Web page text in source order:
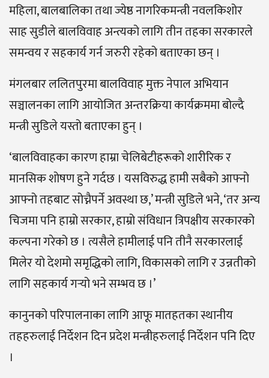
महिला, बालबालिका तथा ज्येष्ठ नागरिकमन्त्री नवलकिशोर
साह सुडीले बालविवाह अन्त्यको लागि तीन तहका सरकारले
समन्वय र सहकार्य गर्न जरुरी रहेको बताएका छन् ।
मंगलबार ललितपुरमा बालविवाह मुक्त नेपाल अभियान
सञ्चालनका लागि आयोजित अन्तरक्रिया कार्यक्रममा बोल्दै
मन्त्री सुडिले यस्तो बताएका हुन् ।
‘बालविवाहका कारण हाम्रा चेलिबेटीहरूको शारीरिक र
मानसिक शोषण हुने गर्दछ । यसविरुद्ध हामी सबैको आफ्नो
आफ्नो तहबाट सोच्नैपर्ने अवस्था छ,’ मन्त्री सुडिले भने, ‘तर अन्य
चिजमा पनि हाम्रो सरकार, हाम्रो संविधान त्रिपक्षीय सरकारको
कल्पना गरेको छ । त्यसैले हामीलाई पनि तीनै सरकारलाई
मिलेर यो देशमो समृद्धिको लागि, विकासको लागि र उन्नतीको
लागि सहकार्य गर्‍यो भने सम्भव छ ।’
कानुनको परिपालनाका लागि आफू मातहतका स्थानीय
तहहरुलाई निर्देशन दिन प्रदेश मन्त्रीहरुलाई निर्देशन पनि दिए
।